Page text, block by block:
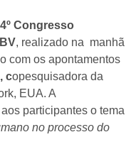
Congresso
, realizado na manhã
com os apontamentos
copesquisadora da
EUA. A
participantes o tema
no processo do